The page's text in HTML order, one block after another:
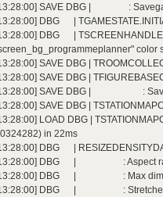
SAVE DBG | :
DBG |
DBG |
color
SAVE DBG |
SAVE DBG |
SAVE DBG | :
SAVE DBG |
LOAD DBG |
in 22ms
DBG |
DBG | : Aspect ratio
DBG | : Max dim
DBG | : Stretched: